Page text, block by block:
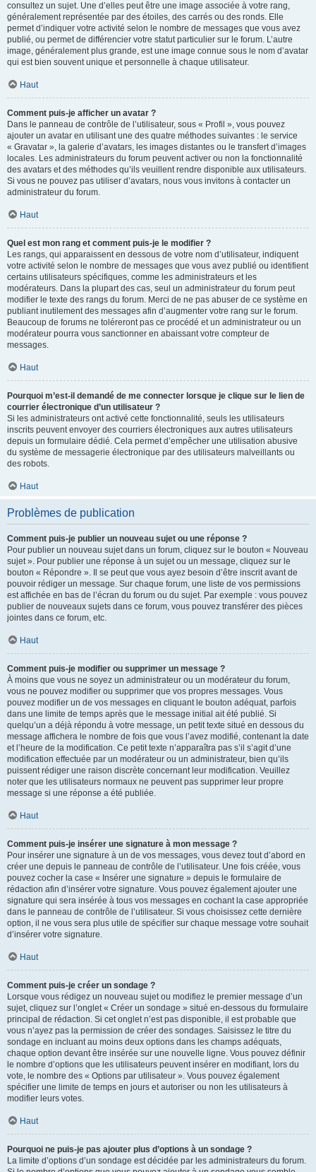
consultez un sujet. Une d’elles peut être une image associée à votre rang,
généralement représentée par des étoiles, des carrés ou des ronds. Elle
permet d’indiquer votre activité selon le nombre de messages que vous avez
publié, ou permet de différencier votre statut particulier sur le forum. L’autre
image, généralement plus grande, est une image connue sous le nom d’avatar
qui est bien souvent unique et personnelle à chaque utilisateur.
Haut
Comment puis-je afficher un avatar ?
Dans le panneau de contrôle de l’utilisateur, sous « Profil », vous pouvez
ajouter un avatar en utilisant une des quatre méthodes suivantes : le service
« Gravatar », la galerie d’avatars, les images distantes ou le transfert d’images
locales. Les administrateurs du forum peuvent activer ou non la fonctionnalité
des avatars et des méthodes qu’ils veuillent rendre disponible aux utilisateurs.
Si vous ne pouvez pas utiliser d’avatars, nous vous invitons à contacter un
administrateur du forum.
Haut
Quel est mon rang et comment puis-je le modifier ?
Les rangs, qui apparaissent en dessous de votre nom d’utilisateur, indiquent
votre activité selon le nombre de messages que vous avez publié ou identifient
certains utilisateurs spécifiques, comme les administrateurs et les
modérateurs. Dans la plupart des cas, seul un administrateur du forum peut
modifier le texte des rangs du forum. Merci de ne pas abuser de ce système en
publiant inutilement des messages afin d’augmenter votre rang sur le forum.
Beaucoup de forums ne toléreront pas ce procédé et un administrateur ou un
modérateur pourra vous sanctionner en abaissant votre compteur de
messages.
Haut
Pourquoi m’est-il demandé de me connecter lorsque je clique sur le lien de
courrier électronique d’un utilisateur ?
Si les administrateurs ont activé cette fonctionnalité, seuls les utilisateurs
inscrits peuvent envoyer des courriers électroniques aux autres utilisateurs
depuis un formulaire dédié. Cela permet d’empêcher une utilisation abusive
du système de messagerie électronique par des utilisateurs malveillants ou
des robots.
Haut
Problèmes de publication
Comment puis-je publier un nouveau sujet ou une réponse ?
Pour publier un nouveau sujet dans un forum, cliquez sur le bouton « Nouveau
sujet ». Pour publier une réponse à un sujet ou un message, cliquez sur le
bouton « Répondre ». Il se peut que vous ayez besoin d’être inscrit avant de
pouvoir rédiger un message. Sur chaque forum, une liste de vos permissions
est affichée en bas de l’écran du forum ou du sujet. Par exemple : vous pouvez
publier de nouveaux sujets dans ce forum, vous pouvez transférer des pièces
jointes dans ce forum, etc.
Haut
Comment puis-je modifier ou supprimer un message ?
À moins que vous ne soyez un administrateur ou un modérateur du forum,
vous ne pouvez modifier ou supprimer que vos propres messages. Vous
pouvez modifier un de vos messages en cliquant le bouton adéquat, parfois
dans une limite de temps après que le message initial ait été publié. Si
quelqu’un a déjà répondu à votre message, un petit texte situé en dessous du
message affichera le nombre de fois que vous l’avez modifié, contenant la date
et l’heure de la modification. Ce petit texte n’apparaîtra pas s’il s’agit d’une
modification effectuée par un modérateur ou un administrateur, bien qu’ils
puissent rédiger une raison discrète concernant leur modification. Veuillez
noter que les utilisateurs normaux ne peuvent pas supprimer leur propre
message si une réponse a été publiée.
Haut
Comment puis-je insérer une signature à mon message ?
Pour insérer une signature à un de vos messages, vous devez tout d’abord en
créer une depuis le panneau de contrôle de l’utilisateur. Une fois créée, vous
pouvez cocher la case « Insérer une signature » depuis le formulaire de
rédaction afin d’insérer votre signature. Vous pouvez également ajouter une
signature qui sera insérée à tous vos messages en cochant la case appropriée
dans le panneau de contrôle de l’utilisateur. Si vous choisissez cette dernière
option, il ne vous sera plus utile de spécifier sur chaque message votre souhait
d’insérer votre signature.
Haut
Comment puis-je créer un sondage ?
Lorsque vous rédigez un nouveau sujet ou modifiez le premier message d’un
sujet, cliquez sur l’onglet « Créer un sondage » situé en-dessous du formulaire
principal de rédaction. Si cet onglet n’est pas disponible, il est probable que
vous n’ayez pas la permission de créer des sondages. Saisissez le titre du
sondage en incluant au moins deux options dans les champs adéquats,
chaque option devant être insérée sur une nouvelle ligne. Vous pouvez définir
le nombre d’options que les utilisateurs peuvent insérer en modifiant, lors du
vote, le nombre des « Options par utilisateur ». Vous pouvez également
spécifier une limite de temps en jours et autoriser ou non les utilisateurs à
modifier leurs votes.
Haut
Pourquoi ne puis-je pas ajouter plus d’options à un sondage ?
La limite d’options d’un sondage est décidée par les administrateurs du forum.